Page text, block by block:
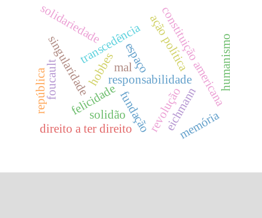
fundação
felicidade
espaço
singularidade responsabilidadeconstituição americana
revolução
transcedência ação política
direito a ter direito
solidariedade
solidão
foucault hobbes
eichmann
memória
república humanismo
mal